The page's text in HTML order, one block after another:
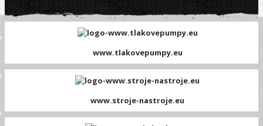
www.tlakovepumpy.eu
www.stroje-nastroje.eu